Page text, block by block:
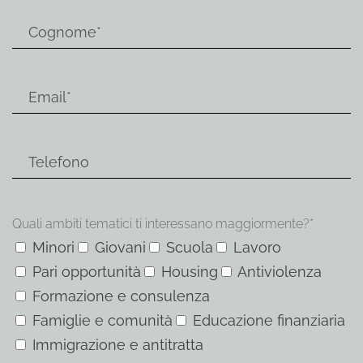
Quali ambiti tematici ti interessano maggiormente?*
Minori Giovani Scuola
Lavoro
Pari opportunità
Housing
Antiviolenza
Formazione e consulenza
Famiglie e comunità
Educazione finanziaria
Immigrazione e antitratta